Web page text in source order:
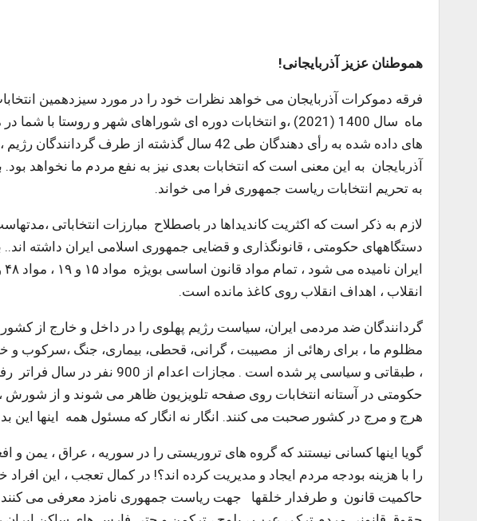
هموطنان عزیز آذربایجانی!
فرقه دموکرات آذربایجان می خواهد نظرات خود را در مورد سیزدهمین
ماه سال 1400 (2021) ،و انتخابات دوره ای شوراهای شهر و
های داده شده به رأی دهندگان طی 42 سال گذشته از
آذربایجان به این معنی است که انتخابات بعدی نیز به نفع مردم ما نخواهد
به تحریم انتخابات ریاست جمهوری فرا می خواند.
لازم به ذکر است که اکثریت کاندیداها در باصطلاح مبارزات انتخاباتی
دستگاههای حکومتی ، قانونگذاری و قضایی جمهوری اسلامی ایران داشته اند..
انقلاب ، اهداف انقلاب روی کاغذ مانده است.
گردانندگان ضد مردمی ایران، سیاست رژیم پهلوی را در داخل و خارج از کشور
مظلوم ما ، برای رهائی از مصیبت ، گرانی، قحطی، بیماری، جنگ ،سرکوب و
، طبقاتی و سیاسی پر شده است .
حکومتی در آستانه انتخابات روی صفحه تلویزیون ظاهر می شوند و از شورش
هرج و مرج در کشور صحبت می کنند. انگار نه انگار که مسئول همه اینها این
گویا اینها کسانی نیستند که گروه های تروریستی را در سوریه ، عراق ، یمن و
را با هزینه بودجه مردم ایجاد و مدیریت کرده اند؟! در کمال تعجب ، این افراد